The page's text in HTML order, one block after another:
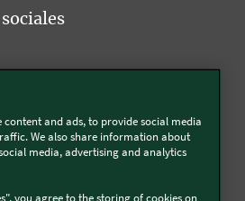
content and ads, to provide social media
We also share information about
media, advertising and analytics
you agree to the storing of cookies on